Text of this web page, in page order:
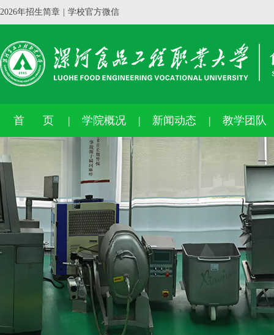
2026年招生简章 学校官方微信
首 页 学院概况 新闻动态 教学团队